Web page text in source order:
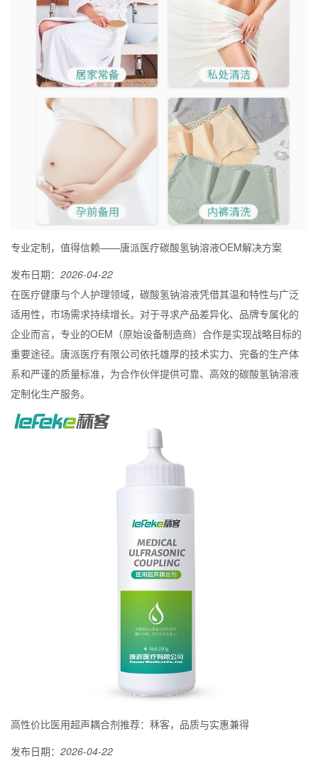
专业定制，值得信赖——唐派医疗碳酸氢钠溶液OEM解决方案
发布日期： 2026-04-22
在医疗健康与个人护理领域，碳酸氢钠溶液凭借其温和特性与广泛
适用性，市场需求持续增长。对于寻求产品差异化、品牌专属化的
企业而言，专业的OEM（原始设备制造商）合作是实现战略目标的
重要途径。唐派医疗有限公司依托雄厚的技术实力、完备的生产体
系和严谨的质量标准，为合作伙伴提供可靠、高效的碳酸氢钠溶液
定制化生产服务。
高性价比医用超声耦合剂推荐：秝客，品质与实惠兼得
发布日期： 2026-04-22